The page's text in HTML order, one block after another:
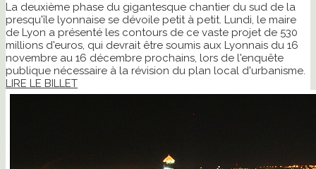
La deuxième phase du gigantesque chantier du sud de la
presqu'île lyonnaise se dévoile petit à petit. Lundi, le maire
de Lyon a présenté les contours de ce vaste projet de 530
millions d'euros, qui devrait être soumis aux Lyonnais du 16
novembre au 16 décembre prochains, lors de l'enquête
publique nécessaire à la révision du plan local d'urbanisme.
LIRE LE BILLET